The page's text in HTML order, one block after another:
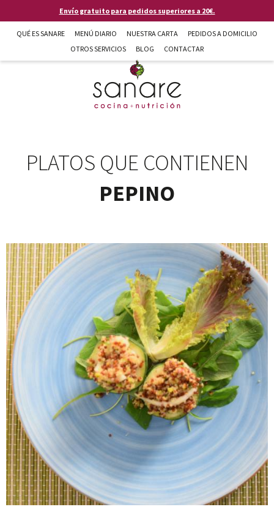
Pasar al contenido principalEnvío gratuito para pedidos superiores a 20€.
QUÉ ES SANARE MENÚ DIARIO NUESTRA CARTA
PEDIDOS A DOMICILIO
OTROS SERVICIOS
BLOG CONTACTAR
Sanare cocina + nutrición en Almería
PLATOS QUE CONTIENEN
PEPINO